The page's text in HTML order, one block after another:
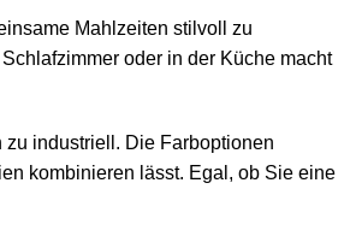
Mahlzeiten stilvoll zu
oder in der Küche macht
industriell. Die Farboptionen
kombinieren lässt. Egal, ob Sie eine